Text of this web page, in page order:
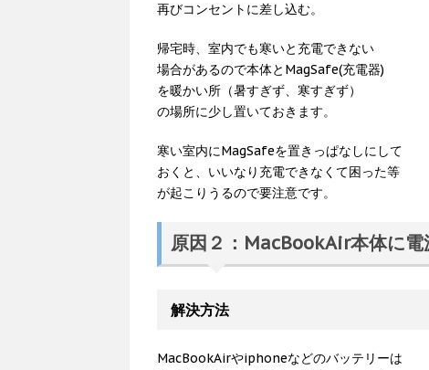
再びコンセントに差し込む。
帰宅時、室内でも寒いと充電できない
場合があるので本体とMagSafe(充電器)
を暖かい所（暑すぎず、寒すぎず）
の場所に少し置いておきます。
寒い室内にMagSafeを置きっぱなしにして
おくと、いいなり充電できなくて困った等
が起こりうるので要注意です。
原因２：MacBookAir本体に電
解決方法
MacBookAirやiphoneなどのバッテリーは